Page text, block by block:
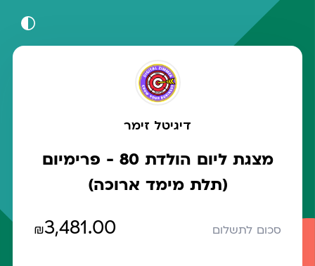
דיגיטל זימר
מצגת ליום הולדת 80 - פרימיום
(תלת מימד ארוכה)
סכום לתשלום ₪3,481.00